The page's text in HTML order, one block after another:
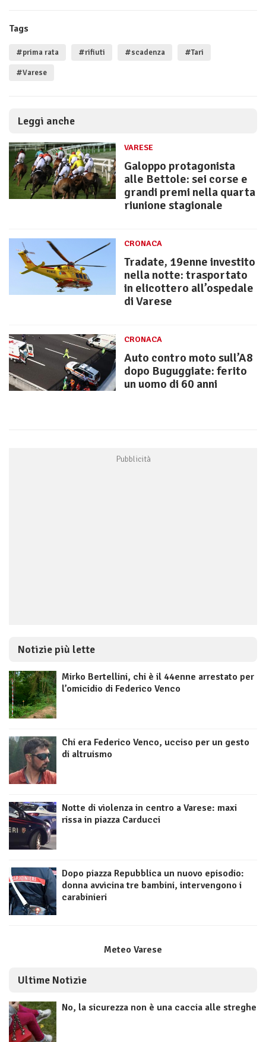
Tags
#prima rata #rifiuti #scadenza #Tari
#Varese
Leggi anche
VARESE
Galoppo protagonista
alle Bettole: sei corse e
grandi premi nella quarta
riunione stagionale
CRONACA
Tradate, 19enne investito
nella notte: trasportato
in elicottero all’ospedale
di Varese
CRONACA
Auto contro moto sull’A8
dopo Buguggiate: ferito
un uomo di 60 anni
Notizie più lette
Mirko Bertellini, chi è il 44enne arrestato per
l’omicidio di Federico Venco
Chi era Federico Venco, ucciso per un gesto
di altruismo
Notte di violenza in centro a Varese: maxi
rissa in piazza Carducci
Dopo piazza Repubblica un nuovo episodio:
donna avvicina tre bambini, intervengono i
carabinieri
Meteo Varese
Ultime Notizie
No, la sicurezza non è una caccia alle streghe